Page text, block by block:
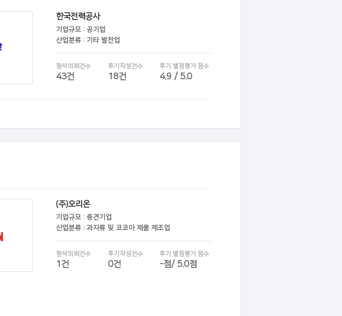
한국전력공사
기업규모 : 공기업
산업분류 : 기타 발전업
첨삭의뢰건수
43건
후기작성건수
18건
후기 별점평가 점수
4.9 / 5.0
(주)오리온
기업규모 : 중견기업
산업분류 : 과자류 및 코코아 제품 제조업
첨삭의뢰건수
1건
후기작성건수
0건
후기 별점평가 점수
-점/ 5.0점